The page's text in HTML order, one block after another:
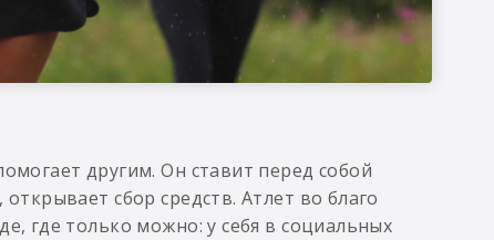
другим. Он ставит перед собой
сбор средств. Атлет во благо
где только можно: у себя в социальных